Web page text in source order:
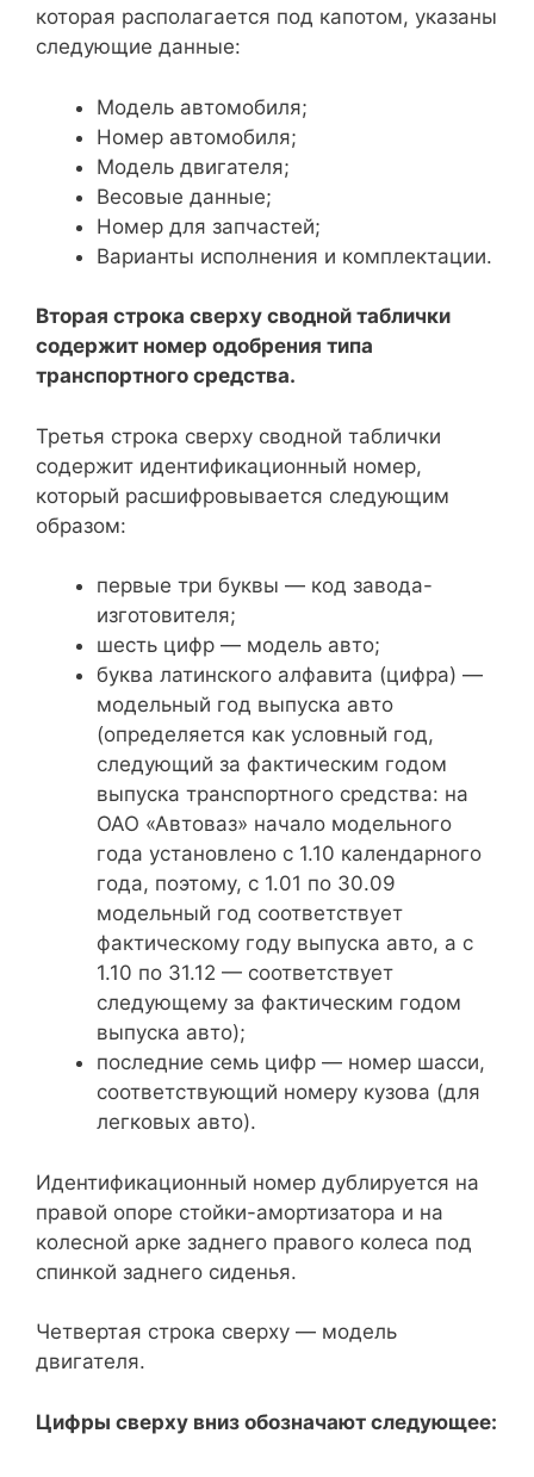
которая располагается под капотом, указаны
следующие данные:
Модель автомобиля;
Номер автомобиля;
Модель двигателя;
Весовые данные;
Номер для запчастей;
Варианты исполнения и комплектации.
Вторая строка сверху сводной таблички
содержит номер одобрения типа
транспортного средства.
Третья строка сверху сводной таблички
содержит идентификационный номер,
который расшифровывается следующим
образом:
первые три буквы — код завода-
изготовителя;
шесть цифр — модель авто;
буква латинского алфавита (цифра) —
модельный год выпуска авто
(определяется как условный год,
следующий за фактическим годом
выпуска транспортного средства: на
ОАО «Автоваз» начало модельного
года установлено с 1.10 календарного
года, поэтому, с 1.01 по 30.09
модельный год соответствует
фактическому году выпуска авто, а с
1.10 по 31.12 — соответствует
следующему за фактическим годом
выпуска авто);
последние семь цифр — номер шасси,
соответствующий номеру кузова (для
легковых авто).
Идентификационный номер дублируется на
правой опоре стойки-амортизатора и на
колесной арке заднего правого колеса под
спинкой заднего сиденья.
Четвертая строка сверху — модель
двигателя.
Цифры сверху вниз обозначают следующее: